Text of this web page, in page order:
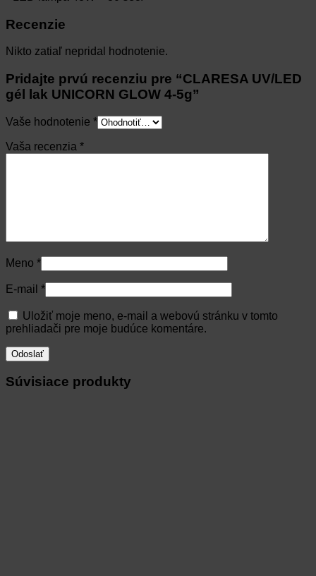
Recenzie
Nikto zatiaľ nepridal hodnotenie.
Pridajte prvú recenziu pre “CLARESA UV/LED
gél lak UNICORN GLOW 4-5g”
Vaše hodnotenie *
Vaša recenzia *
Meno *
E-mail *
Uložiť moje meno, e-mail a webovú stránku v tomto
prehliadači pre moje budúce komentáre.
Súvisiace produkty